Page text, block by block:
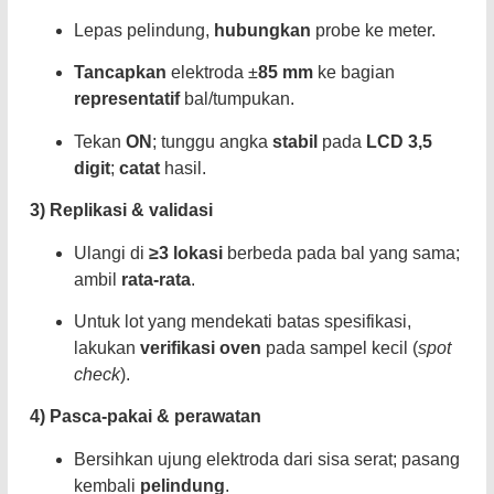
Lepas pelindung, hubungkan probe ke meter.
Tancapkan elektroda ±85 mm ke bagian
representatifbal/tumpukan.
Tekan ON ; tunggu angka stabil pada LCD 3,5
digit; catat hasil.
3) Replikasi & validasi
Ulangi di ≥3 lokasi berbeda pada bal yang sama;
ambil rata-rata.
Untuk lot yang mendekati batas spesifikasi,
lakukan verifikasi oven pada sampel kecil (spot
check).
4) Pasca-pakai & perawatan
Bersihkan ujung elektroda dari sisa serat; pasang
kembali pelindung.